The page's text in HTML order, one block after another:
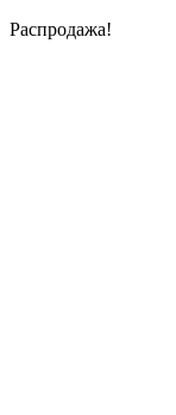
Распродажа!